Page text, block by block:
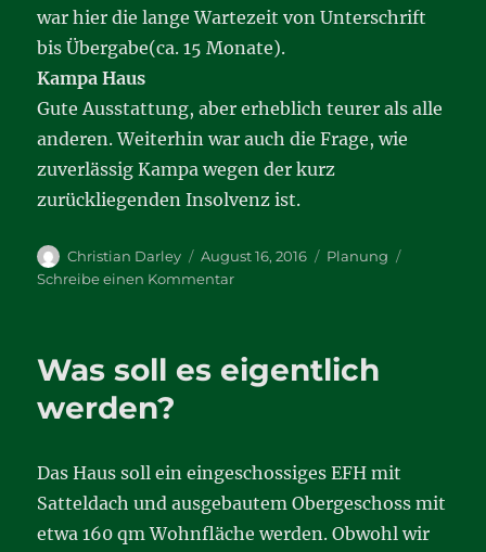
war hier die lange Wartezeit von Unterschrift
bis Übergabe(ca. 15 Monate).
Kampa Haus
Gute Ausstattung, aber erheblich teurer als alle
anderen. Weiterhin war auch die Frage, wie
zuverlässig Kampa wegen der kurz
zurückliegenden Insolvenz ist.
Autor
Christian Darley
Veröffentlicht
am
August 16, 2016 Kategorien
Planung
Schreibe einen Kommentarzu
Was soll es eigentlich
werden?
Das Haus soll ein eingeschossiges EFH mit
Satteldach und ausgebautem Obergeschoss mit
etwa 160 qm Wohnfläche werden. Obwohl wir